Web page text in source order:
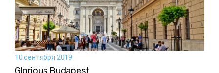
10 сентября 2019
Glorious Budapest